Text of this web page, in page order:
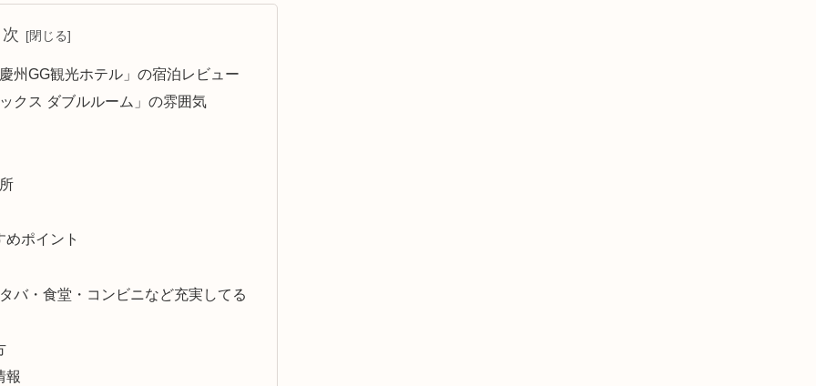
州GG観光ホテル」の宿泊レビュー
クス ダブルルーム」の雰囲気
ポイント
バ・食堂・コンビニなど充実してる
報